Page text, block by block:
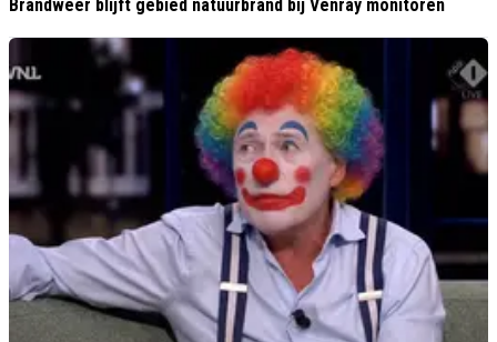
Brandweer blijft gebied natuurbrand bij Venray monitoren